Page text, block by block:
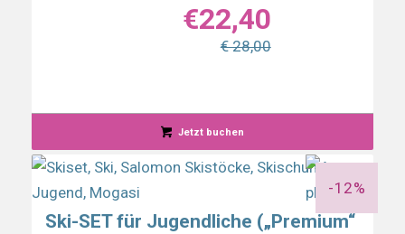
€22,40
€ 28,00
Jetzt buchen
-12%
Ski-SET für Jugendliche („Premium“